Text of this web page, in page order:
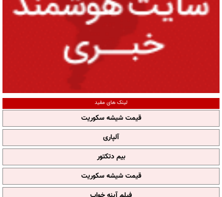
لینک های مفید
قیمت شیشه سکوریت
آلپاری
بیم دتکتور
قیمت شیشه سکوریت